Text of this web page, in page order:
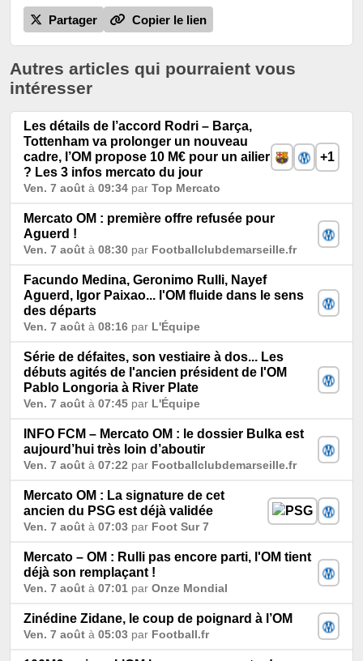
Partager Copier le lien
Autres articles qui pourraient vous
intéresser
Les détails de l’accord Rodri – Barça,
Tottenham va prolonger un nouveau
cadre, l’OM propose 10 M€ pour un ailier
? Les 3 infos mercato du jour
Ven. 7 août à 09:34 par Top Mercato
+1
Mercato OM : première offre refusée pour
Aguerd !
Ven. 7 août à 08:30 par Footballclubdemarseille.fr
Facundo Medina, Geronimo Rulli, Nayef
Aguerd, Igor Paixao... l'OM fluide dans le sens
des départs
Ven. 7 août à 08:16 par L'Équipe
Série de défaites, son vestiaire à dos... Les
débuts agités de l'ancien président de l'OM
Pablo Longoria à River Plate
Ven. 7 août à 07:45 par L'Équipe
INFO FCM – Mercato OM : le dossier Bulka est
aujourd’hui très loin d’aboutir
Ven. 7 août à 07:22 par Footballclubdemarseille.fr
Mercato OM : La signature de cet
ancien du PSG est déjà validée
Ven. 7 août à 07:03 par Foot Sur 7
Mercato – OM : Rulli pas encore parti, l'OM tient
déjà son remplaçant !
Ven. 7 août à 07:01 par Onze Mondial
Zinédine Zidane, le coup de poignard à l’OM
Ven. 7 août à 05:03 par Football.fr